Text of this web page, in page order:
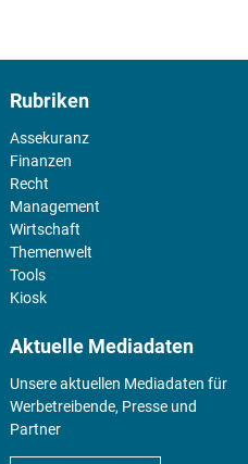
Rubriken
Assekuranz
Finanzen
Recht
Management
Wirtschaft
Themenwelt
Tools
Kiosk
Aktuelle Mediadaten
Unsere aktuellen Mediadaten für
Werbetreibende, Presse und
Partner